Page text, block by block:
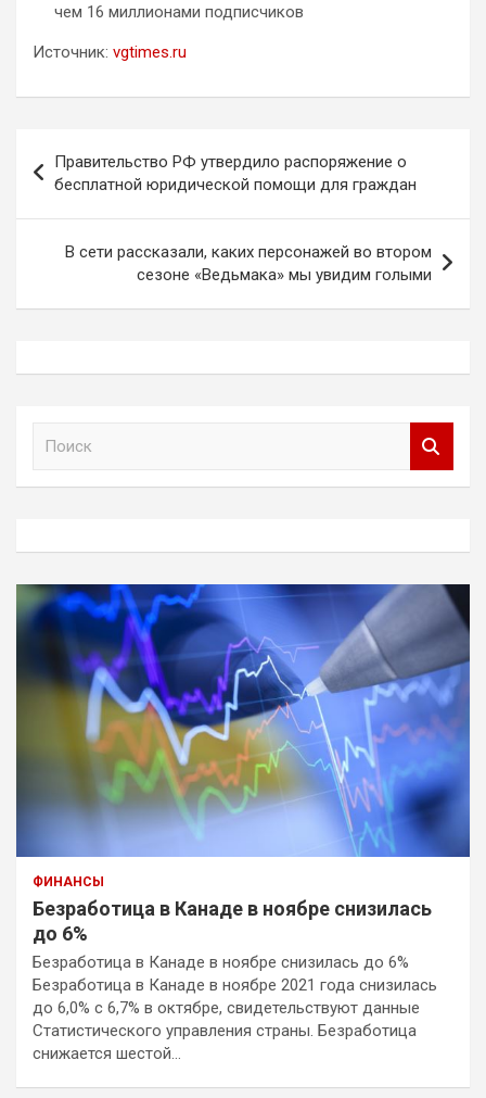
чем 16 миллионами подписчиков
Источник: vgtimes.ru
по
записям
Правительство РФ утвердило распоряжение о
бесплатной юридической помощи для граждан
В сети рассказали, каких персонажей во втором
сезоне «Ведьмака» мы увидим голыми
ФИНАНСЫ
Безработица в Канаде в ноябре снизилась
до 6%
Безработица в Канаде в ноябре снизилась до 6%
Безработица в Канаде в ноябре 2021 года снизилась
до 6,0% с 6,7% в октябре, свидетельствуют данные
Статистического управления страны. Безработица
снижается шестой…